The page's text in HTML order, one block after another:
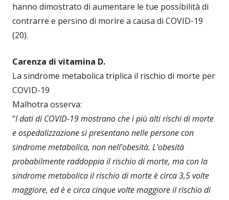
hanno dimostrato di aumentare le tue possibilità di
contrarre e persino di morire a causa di COVID-19
(20).
Carenza di vitamina D.
La sindrome metabolica triplica il rischio di morte per
COVID-19
Malhotra osserva:
“I dati di COVID-19 mostrano che i più alti rischi di morte
e ospedalizzazione si presentano nelle persone con
sindrome metabolica, non nell'obesità. L'obesità
probabilmente raddoppia il rischio di morte, ma con la
sindrome metabolica il rischio di morte è circa 3,5 volte
maggiore, ed è e circa cinque volte maggiore il rischio di